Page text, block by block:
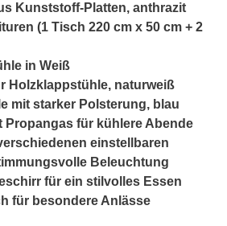
Kunststoff-Platten, anthrazit
(1 Tisch 220 cm x 50 cm + 2
in Weiß
Holzklappstühle, naturweiß
mit starker Polsterung, blau
Propangas für kühlere Abende
einstellbaren
Beleuchtung
für ein stilvolles Essen
für besondere Anlässe